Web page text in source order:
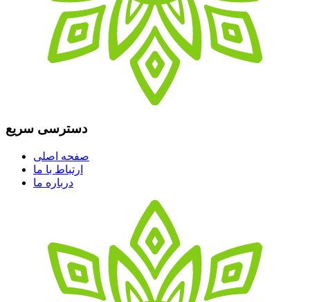
دسترسی سریع
صفحه اصلی
ارتباط با ما
درباره ما